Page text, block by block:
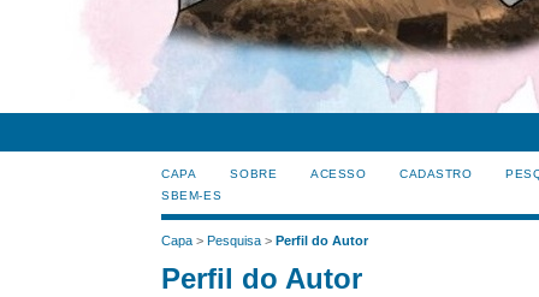
CAPA SOBRE ACESSO CADASTRO
SBEM-ES
Capa >Pesquisa >Perfil do Autor
Perfil do Autor